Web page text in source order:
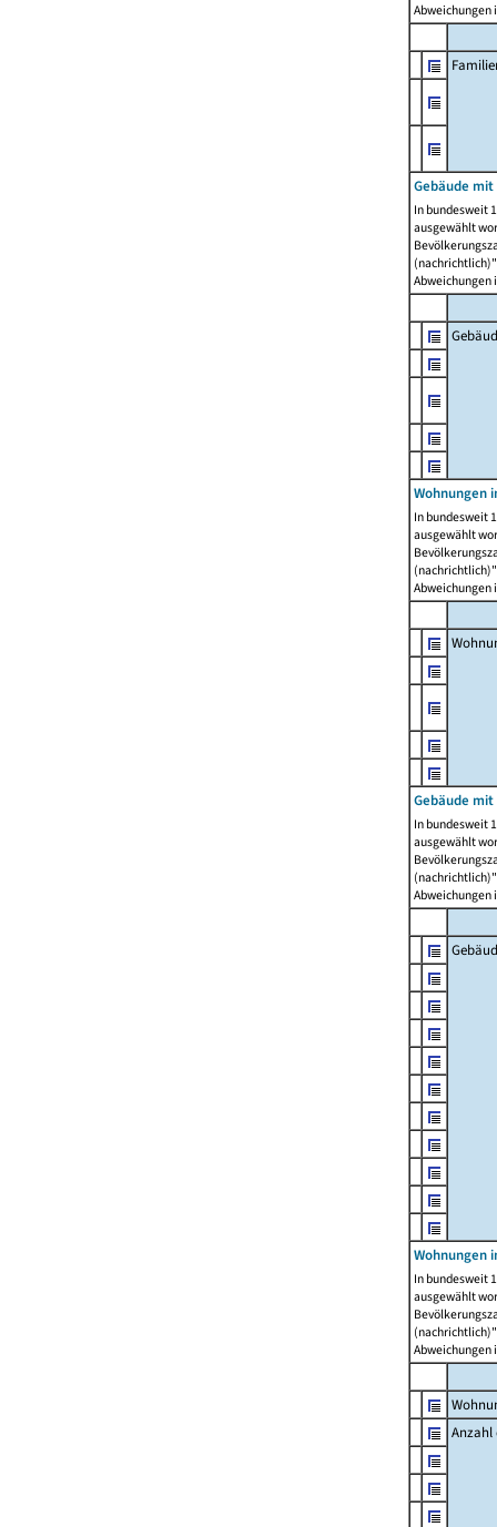
Abweichungen
Gebäude
In bundesweit
ausgewählt
Abweichungen
Wohnungen
In bundesweit
ausgewählt
Abweichungen
Gebäude
In bundesweit
ausgewählt
Abweichungen
Wohnungen
In bundesweit
ausgewählt
Abweichungen
Anzahl